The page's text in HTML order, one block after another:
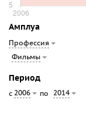
Амплуа
Профессия
Фильмы
Период
с 2006 по 2014